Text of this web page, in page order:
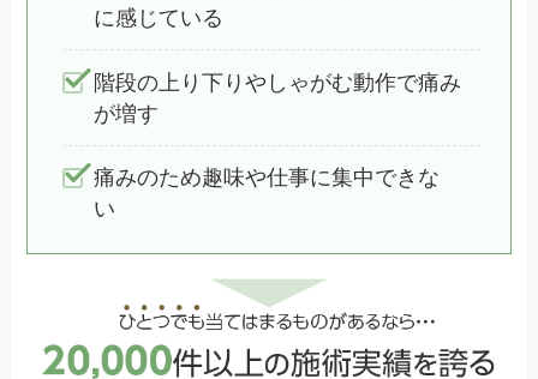
に感じている
階段の上り下りやしゃがむ動作で痛み
が増す
痛みのため趣味や仕事に集中できな
い